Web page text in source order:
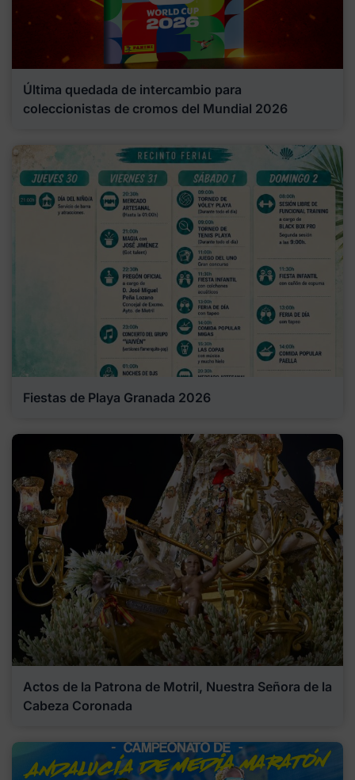
Última quedada de intercambio para
coleccionistas de cromos del Mundial 2026
Fiestas de Playa Granada 2026
Actos de la Patrona de Motril, Nuestra Señora de la
Cabeza Coronada